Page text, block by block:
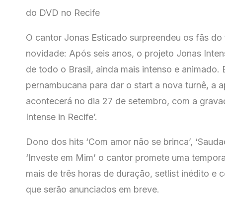
do DVD no Recife
O cantor Jonas Esticado surpreendeu os fãs
novidade: Após seis anos, o projeto Jonas
de todo o Brasil, ainda mais intenso e animado.
pernambucana para dar o start a nova turnê, a
acontecerá no dia 27 de setembro, com a
Intense in Recife’.
Dono dos hits ‘Com amor não se brinca’,
‘Investe em Mim’ o cantor promete uma
mais de três horas de duração, setlist inédito e
que serão anunciados em breve.